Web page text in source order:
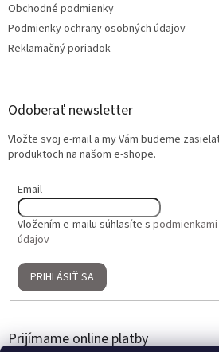
Obchodné podmienky
Podmienky ochrany osobných údajov
Reklamačný poriadok
Odoberať newsletter
Vložte svoj e-mail a my Vám budeme
produktoch na našom e-shope.
Email
Vložením e-mailu súhlasíte s
údajov
PRIHLÁSIŤ SA
Prijímame online platby